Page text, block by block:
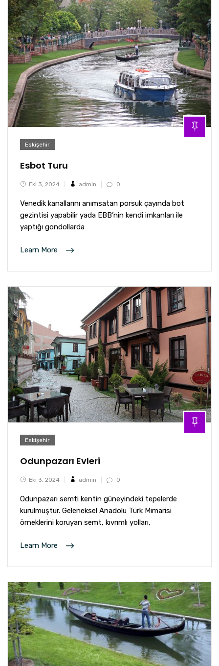
Eskişehir
Esbot Turu
Eki 3, 2024 admin 0
Venedik kanallarını anımsatan porsuk çayında bot
gezintisi yapabilir yada EBB’nin kendi imkanları ile
yaptığı gondollarda
Learn More
Eskişehir
Odunpazarı Evleri
Eki 3, 2024 admin 0
Odunpazarı semti kentin güneyindeki tepelerde
kurulmuştur. Geleneksel Anadolu Türk Mimarisi
örneklerini koruyan semt, kıvrımlı yolları,
Learn More